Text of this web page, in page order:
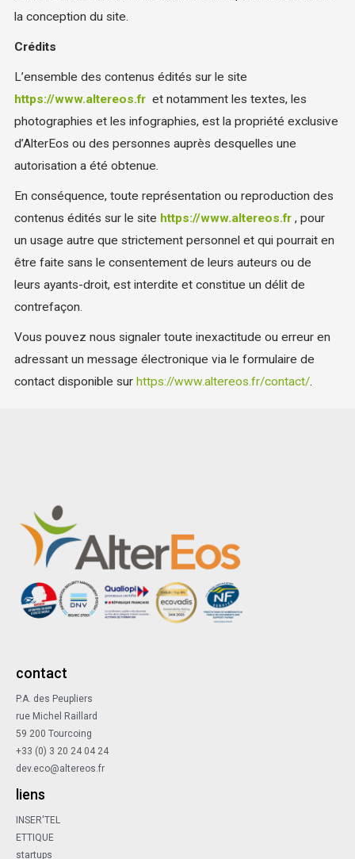
la conception du site.
Crédits
L’ensemble des contenus édités sur le site
https://www.altereos.fr et notamment les textes, les
photographies et les infographies, est la propriété exclusive
d’AlterEos ou des personnes auprès desquelles une
autorisation a été obtenue.
En conséquence, toute représentation ou reproduction des
contenus édités sur le site https://www.altereos.fr , pour
un usage autre que strictement personnel et qui pourrait en
être faite sans le consentement de leurs auteurs ou de
leurs ayants-droit, est interdite et constitue un délit de
contrefaçon.
Vous pouvez nous signaler toute inexactitude ou erreur en
adressant un message électronique via le formulaire de
contact disponible surhttps://www.altereos.fr/contact/.
contact
P.A. des Peupliers
rue Michel Raillard
59 200 Tourcoing
+33 (0) 3 20 24 04 24
dev.eco@altereos.fr
liens
INSER'TEL
ETTIQUE
startups